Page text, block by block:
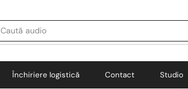
Caută audio
Închiriere logistică Contact Studio